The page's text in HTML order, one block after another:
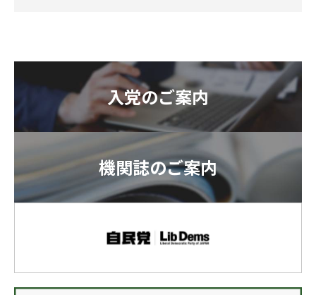
入党のご案内
機関誌のご案内